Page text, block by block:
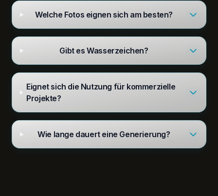
Welche Fotos eignen sich am besten?
Gibt es Wasserzeichen?
Eignet sich die Nutzung für kommerzielle
Projekte?
Wie lange dauert eine Generierung?